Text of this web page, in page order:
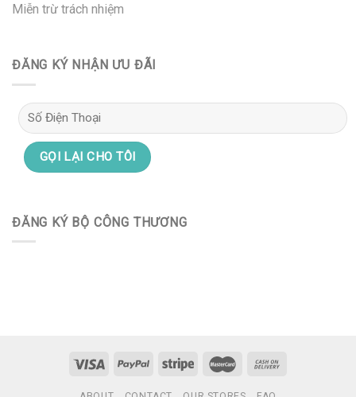
Miễn trừ trách nhiệm
ĐĂNG KÝ NHẬN ƯU ĐÃI
ĐĂNG KÝ BỘ CÔNG THƯƠNG